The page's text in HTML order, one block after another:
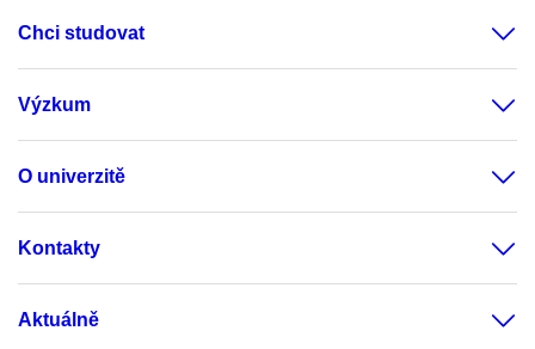
Chci studovat
Výzkum
O univerzitě
Kontakty
Aktuálně